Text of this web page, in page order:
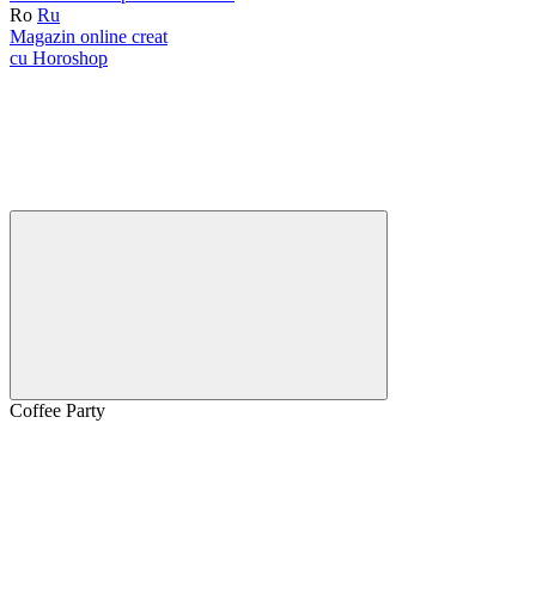
Ro Ru
Magazin online creat
cu Horoshop
Coffee Party